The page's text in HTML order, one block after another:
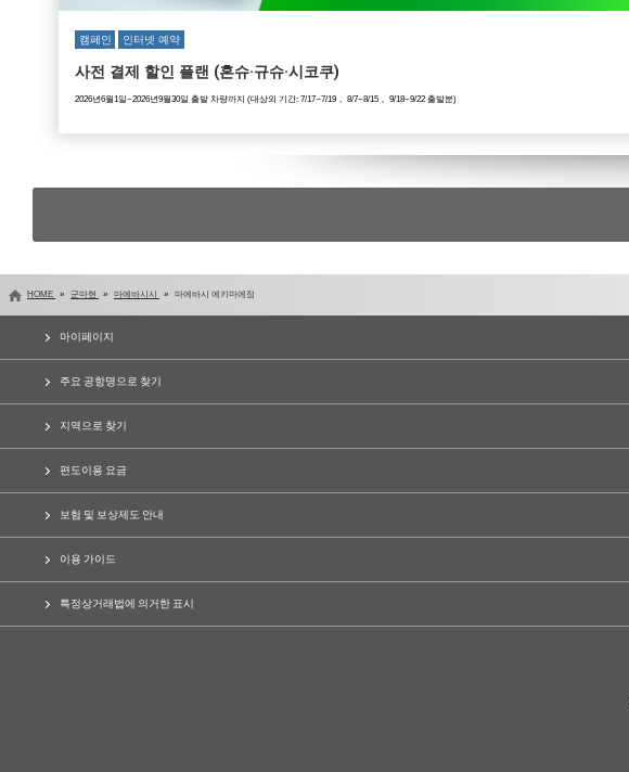
캠페인 인터넷 예약
사전 결제 할인 플랜 (혼슈·규슈·시코쿠)
2026년6월1일~2026년9월30일 출발 차량까지 (대상외 기간: 7/17~7/19， 8/7~8/15， 9/18~9/22 출발분)
HOME 군마현 마에바시시 마에바시 에키마에점
마이페이지
주요 공항명으로 찾기
지역으로 찾기
편도이용 요금
보험 및 보상제도 안내
이용 가이드
특정상거래법에 의거한 표시